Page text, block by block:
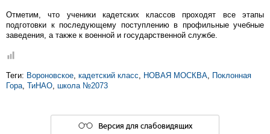
Отметим, что ученики кадетских классов проходят все этапы
подготовки к последующему поступлению в профильные учебные
заведения, а также к военной и государственной службе.
Теги: Вороновское кадетский класс НОВАЯ МОСКВА Поклонная
Гора ТиНАО школа №2073
Версия для слабовидящих